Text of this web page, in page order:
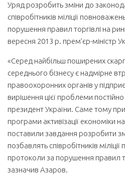
Уряд розробить зміни до
співробітників міліції
порушення правил торгівлі на
вересня 2013 р. прем’єр-міністр
«Серед найбільш поширених
середнього бізнесу є надмірне
правоохоронних органів у
вирішення цієї проблеми
президент України. Саме тому
програми активізації економіки
поставили завдання розробити
позбавлять співробітників
протоколи за порушення правил
зазначив Азаров.